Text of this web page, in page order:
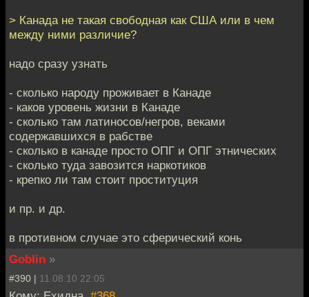
> Канада не такая свободная как США или в чем
между ними различие?
надо сразу узнать
- сколько народу проживает в Канаде
- каков уровень жизни в Канаде
- сколько там латиносов/негров, веками
содержавшихся в рабстве
- сколько в канаде просто ОПГ и ОПГ этнических
- сколько туда завозится наркотиков
- крепко ли там стоит проституция
и пр. и др.
в противном случае это сферический конь
Goblin »
#390 | 11.08.10 22:05